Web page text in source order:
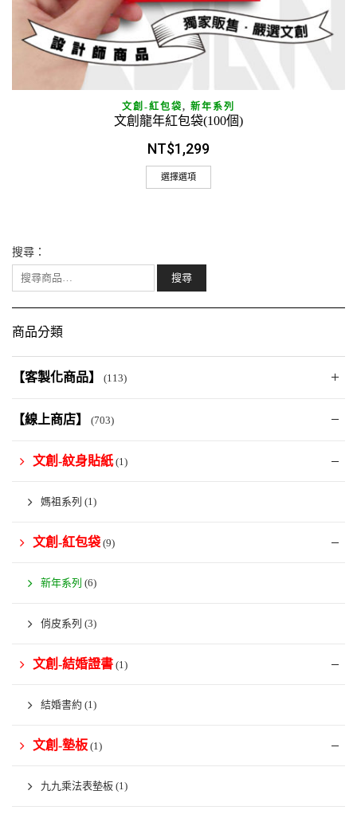
文創-紅包袋, 新年系列
文創龍年紅包袋(100個)
NT$1,299
選擇選項
搜尋：
商品分類
【客製化商品】 (113)
【線上商店】 (703)
文創-紋身貼紙 (1)
媽祖系列 (1)
文創-紅包袋 (9)
新年系列 (6)
俏皮系列 (3)
文創-結婚證書 (1)
結婚書約 (1)
文創-墊板 (1)
九九乘法表墊板 (1)